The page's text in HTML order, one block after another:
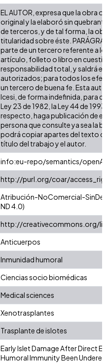
EL AUTOR, expresa que la obra
original y la elaboró sin
de terceros, y de tal forma, la
titularidad sobre éste.
parte de un tercero referente a
artículo, folleto o libro en
responsabilidad total, y saldrá
autorizados; para todos los
un tercero de buena fe. Esta
Icesi, de forma indefinida, para
Ley 23 de 1982, la Ley 44 de
respecto, haga publicación de
persona que consulte ya sea la
podrá copiar apartes del texto
título del trabajo y el autor.
info:eu-repo/semantics/
http://purl.org/coar/
Atribución-NoComercial-
ND 4.0)
http://creativecommons.org/
Anticuerpos
Inmunidad humoral
Ciencias socio biomédicas
Medical sciences
Xenotrasplantes
Trasplante de islotes
Early Islet Damage After Direct
Humoral Immunity Been